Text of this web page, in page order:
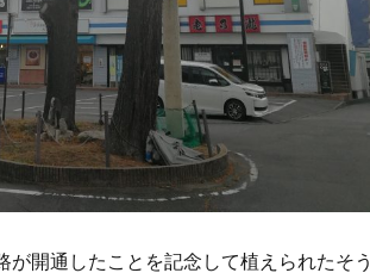
が開通したことを記念して植えられたそう